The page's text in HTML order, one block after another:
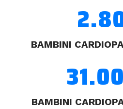
BAMBINI
BAMBINI